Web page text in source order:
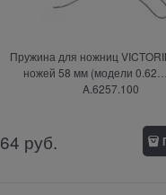
Пружина для ножниц
ножей 58 мм (модели
A.6257.100
64 руб.